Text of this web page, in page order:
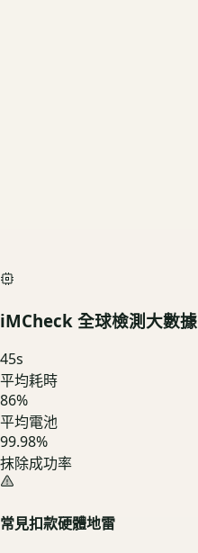
iMCheck 全球檢測大數據
45s
平均耗時
86%
平均電池
99.98%
抹除成功率
常見扣款硬體地雷